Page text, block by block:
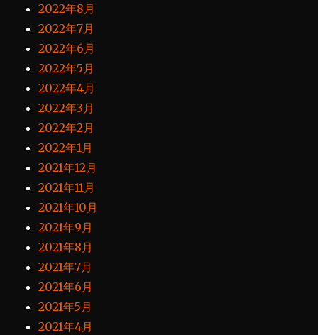
2022年8月
2022年7月
2022年6月
2022年5月
2022年4月
2022年3月
2022年2月
2022年1月
2021年12月
2021年11月
2021年10月
2021年9月
2021年8月
2021年7月
2021年6月
2021年5月
2021年4月